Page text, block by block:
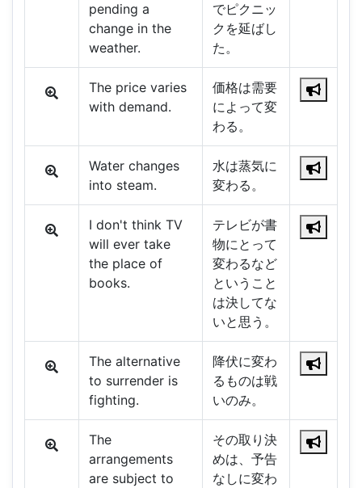
pending a
change in the
weather.
でピクニッ
クを延ばし
た。
The price varies
with demand.
価格は需要
によって変
わる。
Water changes
into steam.
水は蒸気に
変わる。
I don't think TV
will ever take
the place of
books.
テレビが書
物にとって
変わるなど
ということ
は決してな
いと思う。
The alternative
to surrender is
fighting.
降伏に変わ
るものは戦
いのみ。
The
arrangements
are subject to
その取り決
めは、予告
なしに変わ